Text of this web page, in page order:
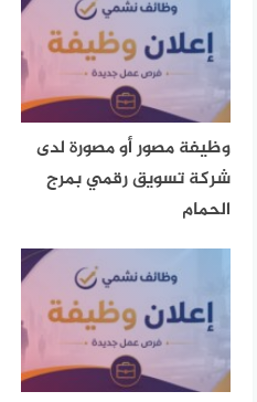
وظيفة مصور أو مصورة لدى
شركة تسويق رقمي بمرج
الحمام